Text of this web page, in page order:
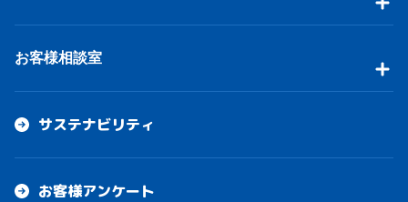
お客様相談室
サステナビリティ
お客様アンケート